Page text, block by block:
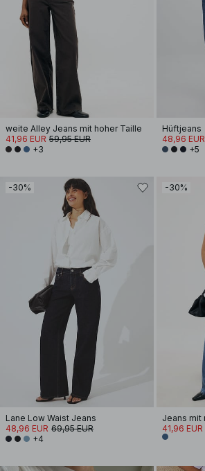
weite Alley Jeans mit hoher Taille
41,96 EUR 59,95 EUR
+3
Hüftjeans
48,96 EUR
+5
-30%
Lane Low Waist Jeans
48,96 EUR 69,95 EUR
+4
-30%
41,96 EUR